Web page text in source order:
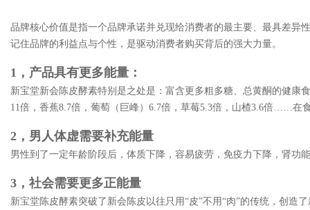
品牌核心价值是指一个品牌承诺并兑现给消费者的最主要、最具差异
记住品牌的利益点与个性，是驱动消费者购买背后的强大力量。
1，产品具有更多能量：
新宝堂新会陈皮酵素特别是之处是：富含更多粗多糖、总黄酮的健康
11倍，香蕉8.7倍，葡萄（巨峰）6.7倍，草莓5.3倍，山楂3.6倍……在
2，男人体虚需要补充能量
男性到了一定年龄阶段后，体质下降，容易疲劳，免疫力下降，肾功
3，社会需要更多正能量
新宝堂陈皮酵素突破了新会陈皮以往只用“皮”不用“肉”的传统，创造